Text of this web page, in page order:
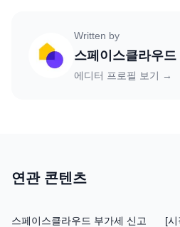
Written by
스페이스클라우드
에디터 프로필 보기 →
연관 콘텐츠
스페이스클라우드 부가세 신고
[